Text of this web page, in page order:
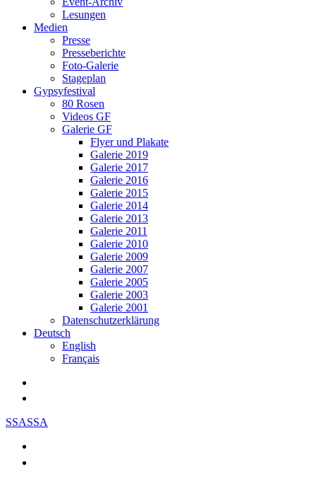
Lesungen
Medien
Presse
Presseberichte
Foto-Galerie
Stageplan
Gypsyfestival
80 Rosen
Videos GF
Galerie GF
Flyer und Plakate
Galerie 2019
Galerie 2017
Galerie 2016
Galerie 2015
Galerie 2014
Galerie 2013
Galerie 2011
Galerie 2010
Galerie 2009
Galerie 2007
Galerie 2005
Galerie 2003
Galerie 2001
Datenschutzerklärung
Deutsch
English
Français
SSASSA